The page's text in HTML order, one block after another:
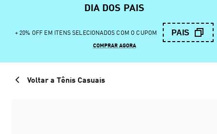
DIA DOS PAIS
+ 20% OFF EM ITENS SELECIONADOS COM O CUPOM PAIS
COMPRAR AGORA
Voltar a Tênis Casuais